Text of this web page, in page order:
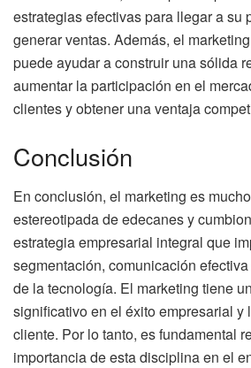
estrategias efectivas para llegar a su
generar ventas. Además, el
puede ayudar a construir una sólida
aumentar la participación en el
clientes y obtener una ventaja
Conclusión
En conclusión, el marketing es
estereotipada de edecanes y
estrategia empresarial integral que
segmentación, comunicación
de la tecnología. El marketing tiene
significativo en el éxito empresarial y
cliente. Por lo tanto, es fundamental
importancia de esta disciplina en el